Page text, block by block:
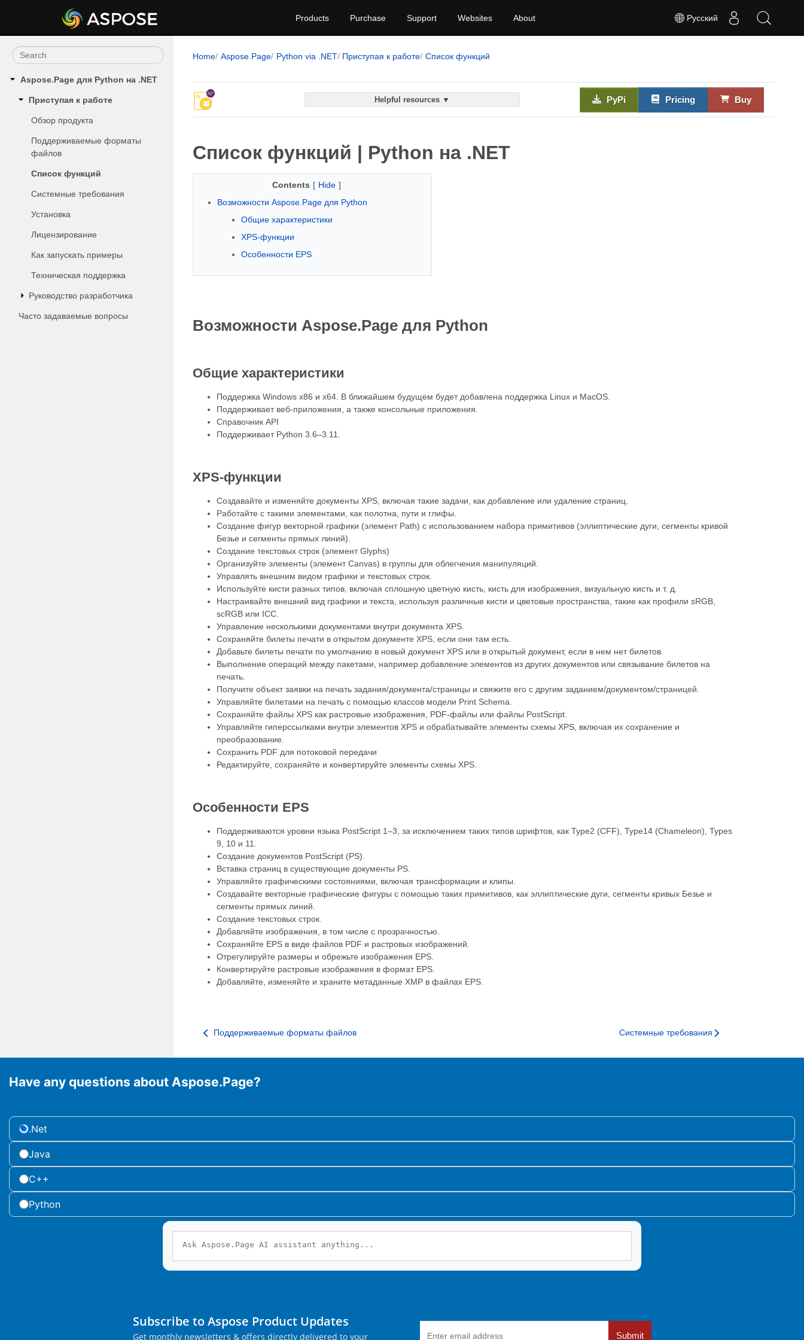
Русский
Products Purchase Support Websites About
Aspose.Page для Python на .NET
Приступая к работе
Обзор продукта
Поддерживаемые форматы
файлов
Список функций
Системные требования
Установка
Лицензирование
Как запускать примеры
Техническая поддержка
Руководство разработчика
Часто задаваемые вопросы
Home Aspose.Page Python via .NET Приступая к работе Список функций
Helpful resources ▼ PyPi Pricing Buy
Список функций | Python на .NET
Contents [ Hide ]
Возможности Aspose.Page для Python
Общие характеристики
XPS-функции
Особенности EPS
Возможности Aspose.Page для Python
Общие характеристики
Поддержка Windows x86 и x64. В ближайшем будущем будет добавлена ​​поддержка Linux и MacOS.
Поддерживает веб-приложения, а также консольные приложения.
Справочник API
Поддерживает Python 3.6–3.11.
XPS-функции
Создавайте и изменяйте документы XPS, включая такие задачи, как добавление или удаление страниц.
Работайте с такими элементами, как полотна, пути и глифы.
Создание фигур векторной графики (элемент Path) с использованием набора примитивов (эллиптические дуги, сегменты кривой
Безье и сегменты прямых линий).
Создание текстовых строк (элемент Glyphs)
Организуйте элементы (элемент Canvas) в группы для облегчения манипуляций.
Управлять внешним видом графики и текстовых строк.
Используйте кисти разных типов, включая сплошную цветную кисть, кисть для изображения, визуальную кисть и т. д.
Настраивайте внешний вид графики и текста, используя различные кисти и цветовые пространства, такие как профили sRGB,
scRGB или ICC.
Управление несколькими документами внутри документа XPS.
Сохраняйте билеты печати в открытом документе XPS, если они там есть.
Добавьте билеты печати по умолчанию в новый документ XPS или в открытый документ, если в нем нет билетов.
Выполнение операций между пакетами, например добавление элементов из других документов или связывание билетов на
печать.
Получите объект заявки на печать задания/документа/страницы и свяжите его с другим заданием/документом/страницей.
Управляйте билетами на печать с помощью классов модели Print Schema.
Сохраняйте файлы XPS как растровые изображения, PDF-файлы или файлы PostScript.
Управляйте гиперссылками внутри элементов XPS и обрабатывайте элементы схемы XPS, включая их сохранение и
преобразование.
Сохранить PDF для потоковой передачи
Редактируйте, сохраняйте и конвертируйте элементы схемы XPS.
Особенности EPS
Поддерживаются уровни языка PostScript 1–3, за исключением таких типов шрифтов, как Type2 (CFF), Type14 (Chameleon), Types
9, 10 и 11.
Создание документов PostScript (PS).
Вставка страниц в существующие документы PS.
Управляйте графическими состояниями, включая трансформации и клипы.
Создавайте векторные графические фигуры с помощью таких примитивов, как эллиптические дуги, сегменты кривых Безье и
сегменты прямых линий.
Создание текстовых строк.
Добавляйте изображения, в том числе с прозрачностью.
Сохраняйте EPS в виде файлов PDF и растровых изображений.
Отрегулируйте размеры и обрежьте изображения EPS.
Конвертируйте растровые изображения в формат EPS.
Добавляйте, изменяйте и храните метаданные XMP в файлах EPS.
Поддерживаемые форматы файлов Системные требования
Have any questions about Aspose.Page?
.Net
Java
C++
Python
Subscribe to Aspose Product Updates
Get monthly newsletters & offers directly delivered to your Submit